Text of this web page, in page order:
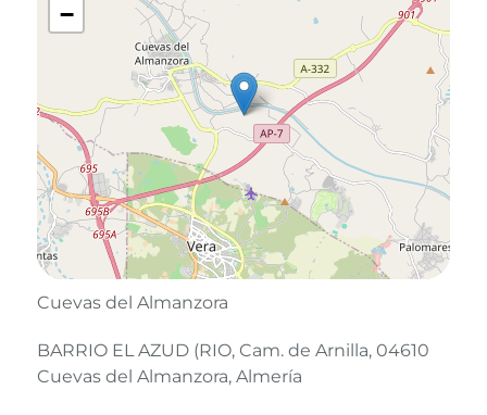
−
Cuevas del Almanzora
BARRIO EL AZUD (RIO, Cam. de Arnilla, 04610
Cuevas del Almanzora, Almería